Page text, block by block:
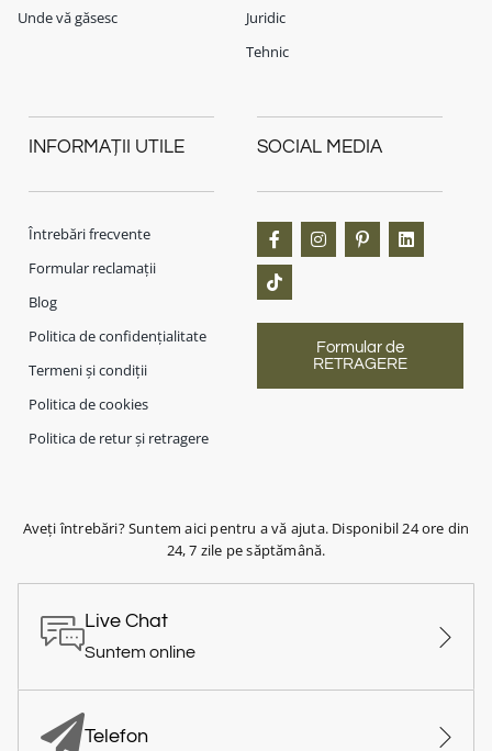
Unde vă găsesc
Juridic
Tehnic
INFORMAȚII UTILE
Întrebări frecvente
Formular reclamații
Blog
Politica de confidențialitate
Termeni și condiții
Politica de cookies
Politica de retur și retragere
SOCIAL MEDIA
Formular de
RETRAGERE
Aveți întrebări? Suntem aici pentru a vă ajuta. Disponibil 24 ore din
24, 7 zile pe săptămână.
Live Chat
Suntem online
Telefon